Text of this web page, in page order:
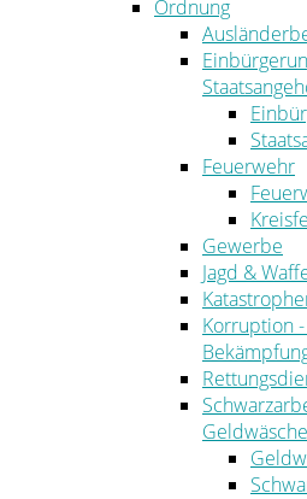
Ordnung
Feuerwehr
Gewerbe
Jagd &
Korruption